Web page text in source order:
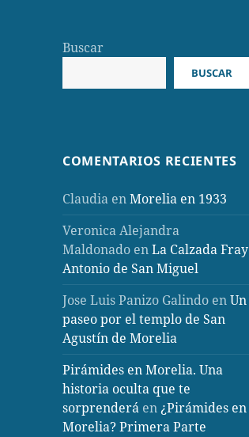
Buscar
BUSCAR
COMENTARIOS RECIENTES
Claudia enMorelia en 1933
Veronica Alejandra
Maldonado enLa Calzada Fray
Antonio de San Miguel
Jose Luis Panizo Galindo enUn
paseo por el templo de San
Agustín de Morelia
Pirámides en Morelia. Una
historia oculta que te
sorprenderá en¿Pirámides en
Morelia? Primera Parte